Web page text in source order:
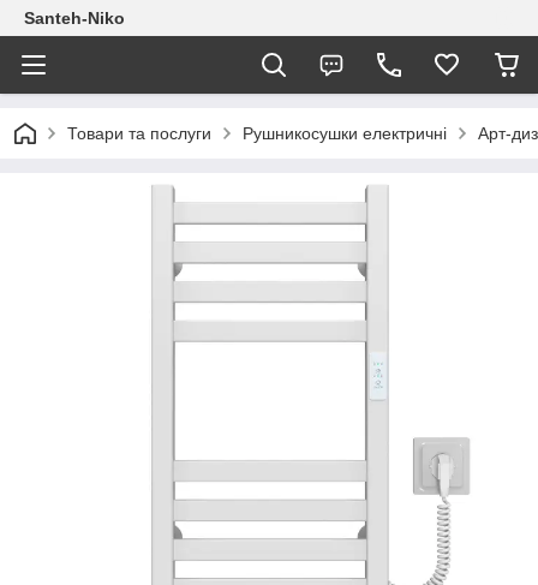
Santeh-Niko
Товари та послуги Рушникосушки електричні Арт-